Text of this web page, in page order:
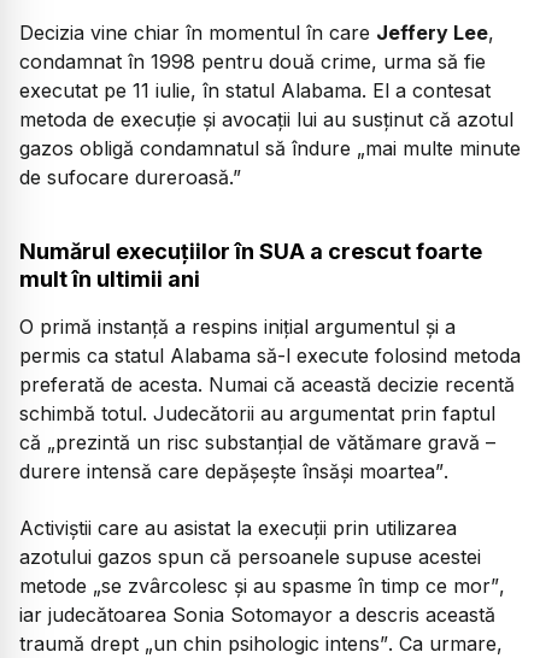
Decizia vine chiar în momentul în care Jeffery Lee,
condamnat în 1998 pentru două crime, urma să fie
executat pe 11 iulie, în statul Alabama. El a contesat
metoda de execuție și avocații lui au susținut că azotul
gazos obligă condamnatul să îndure „mai multe minute
de sufocare dureroasă.”
Numărul execuțiilor în SUA a crescut foarte
mult în ultimii ani
O primă instanță a respins inițial argumentul și a
permis ca statul Alabama să-l execute folosind metoda
preferată de acesta. Numai că această decizie recentă
schimbă totul. Judecătorii au argumentat prin faptul
că „prezintă un risc substanțial de vătămare gravă –
durere intensă care depășește însăși moartea”.
Activiștii care au asistat la execuții prin utilizarea
azotului gazos spun că persoanele supuse acestei
metode „se zvârcolesc și au spasme în timp ce mor”,
iar judecătoarea Sonia Sotomayor a descris această
traumă drept „un chin psihologic intens”. Ca urmare,